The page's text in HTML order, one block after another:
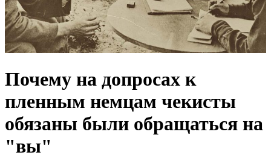
Почему на допросах к
пленным немцам чекисты
обязаны были обращаться на
"вы"